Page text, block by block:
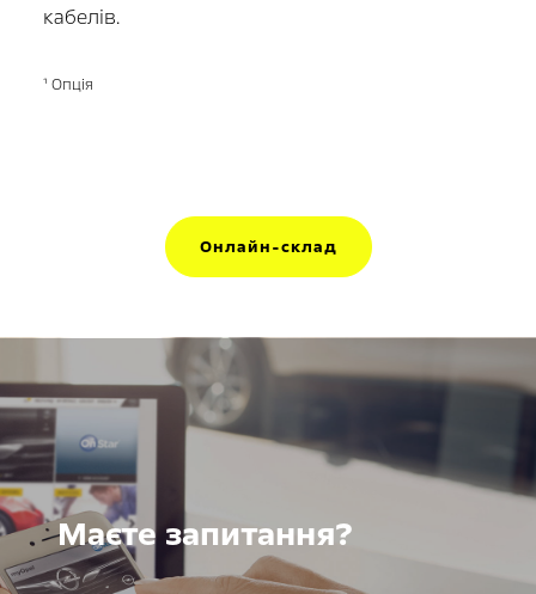
кабелів.
¹ Опція
Онлайн-склад
Маєте запитання?